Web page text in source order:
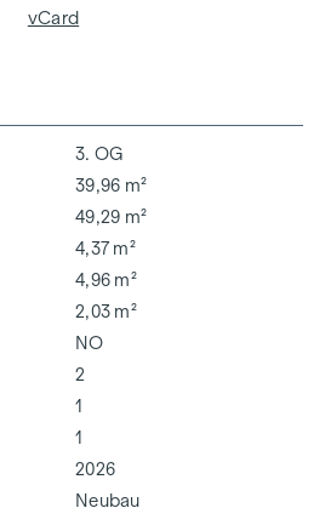
3. OG
39,96 m²
49,29 m²
4,37 m²
4,96 m²
2,03 m²
NO
2
1
1
2026
Neubau
vCard